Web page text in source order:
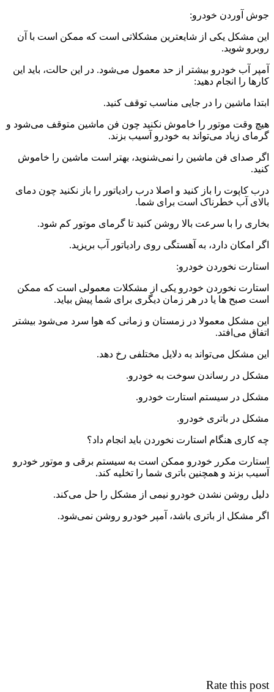
جوش آوردن خودرو:
این مشکل یکی از شایعترین مشکلاتی است که ممکن است با آن
روبرو شوید.
آمپر آب خودرو بیشتر از حد معمول می‌شود. در این حالت، باید این
کارها را انجام دهید:
ابتدا ماشین را در جایی مناسب توقف کنید.
هیچ وقت موتور را خاموش نکنید چون فن ماشین متوقف می‌شود و
گرمای زیاد می‌تواند به خودرو آسیب بزند.
اگر صدای فن ماشین را نمی‌شنوید، بهتر است ماشین را خاموش
کنید.
درب کاپوت را باز کنید و اصلا درب رادیاتور را باز نکنید چون دمای
بالای آب خطرناک است برای شما.
بخاری را با سرعت بالا روشن کنید تا گرمای موتور کم شود.
اگر امکان دارد، به آهستگی روی رادیاتور آب بریزید.
استارت نخوردن خودرو:
استارت نخوردن خودرو یکی از مشکلات معمولی است که ممکن
است صبح ها یا در هر زمان دیگری برای شما پیش بیاید.
این مشکل معمولا در زمستان و زمانی که هوا سرد می‌شود بیشتر
اتفاق می‌افتد.
این مشکل می‌تواند به دلایل مختلفی رخ دهد.
مشکل در رساندن سوخت به خودرو.
مشکل در سیستم استارت خودرو.
مشکل در باتری خودرو.
چه کاری هنگام استارت نخوردن باید انجام داد؟
استارت مکرر خودرو ممکن است به سیستم برقی و موتور خودرو
آسیب بزند و همچنین باتری شما را تخلیه کند.
دلیل روشن نشدن خودرو نیمی از مشکل را حل می‌کند.
اگر مشکل از باتری باشد، آمپر خودرو روشن نمی‌شود.
Rate this post